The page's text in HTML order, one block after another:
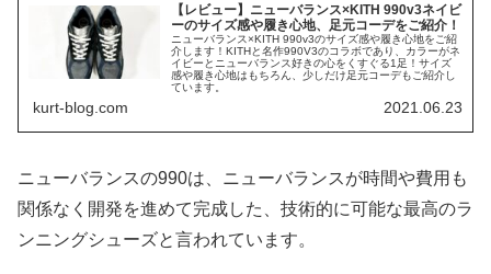
【レビュー】ニューバランス×KITH 990v3ネイビ
ーのサイズ感や履き心地、足元コーデをご紹介！
ニューバランス×KITH 990v3のサイズ感や履き心地をご紹
介します！KITHと名作990V3のコラボであり、カラーがネ
イビーとニューバランス好きの心をくすぐる1足！サイズ
感や履き心地はもちろん、少しだけ足元コーデもご紹介し
ています。
kurt-blog.com 2021.06.23
ニューバランスの990は、ニューバランスが時間や費用も
関係なく開発を進めて完成した、技術的に可能な最高のラ
ンニングシューズと言われています。